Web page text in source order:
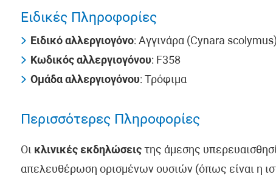
Ειδικές Πληροφορίες
Ειδικό αλλεργιογόνο: Αγγινάρα (Cynara scolymus)
Κωδικός αλλεργιογόνου: F358
Ομάδα αλλεργιογόνου: Τρόφιμα
Περισσότερες Πληροφορίες
Οι κλινικές εκδηλώσειςτης άμεσης
απελευθέρωση ορισμένων ουσιών (όπως είναι η